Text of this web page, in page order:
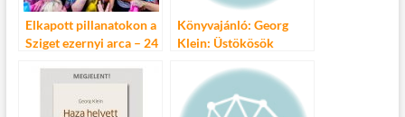
Elkapott pillanatokon a
Sziget ezernyi arca – 24
fotókon, a Nagymező
Könyvajánló: Georg
Klein: Üstökösök